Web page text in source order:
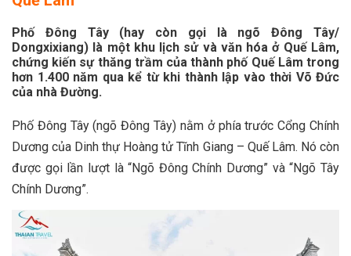
Phố Đông Tây (hay còn gọi là ngõ Đông Tây/
Dongxixiang) là một khu lịch sử và văn hóa ở Quế Lâm,
chứng kiến ​​sự thăng trầm của thành phố Quế Lâm trong
hơn 1.400 năm qua kể từ khi thành lập vào thời Võ Đức
của nhà Đường.
Phố Đông Tây (ngõ Đông Tây) nằm ở phía trước Cổng Chính
Dương của Dinh thự Hoàng tử Tĩnh Giang – Quế Lâm. Nó còn
được gọi lần lượt là “Ngõ Đông Chính Dương” và “Ngõ Tây
Chính Dương”.